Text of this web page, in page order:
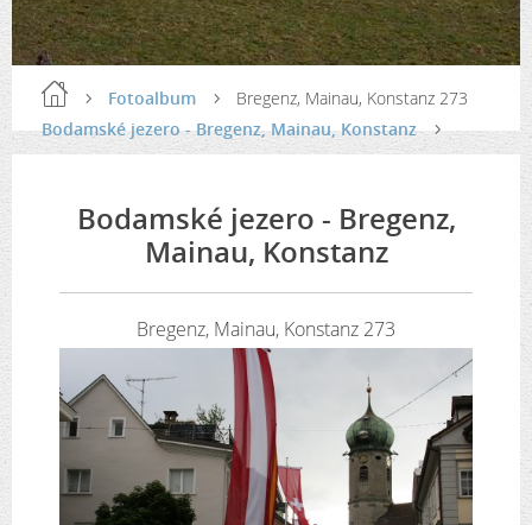
Fotoalbum
Bodamské jezero - Bregenz, Mainau, Konstanz
Bregenz, Mainau, Konstanz 273
Bodamské jezero - Bregenz,
Mainau, Konstanz
Bregenz, Mainau, Konstanz 273